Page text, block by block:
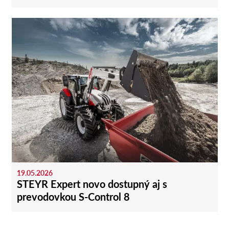
19.05.2026
STEYR Expert novo dostupný aj s
prevodovkou S-Control 8